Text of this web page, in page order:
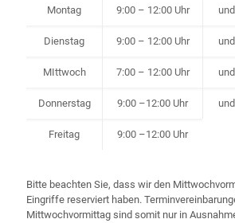
Montag 9:00 – 12:00 Uhr
Dienstag 9:00 – 12:00 Uhr
MIttwoch 7:00 – 12:00 Uhr
Donnerstag 9:00 –12:00 Uhr
Freitag 9:00 –12:00 Uhr
Bitte beachten Sie, dass wir den
Eingriffe reserviert haben.
Mittwochvormittag sind somit nur in